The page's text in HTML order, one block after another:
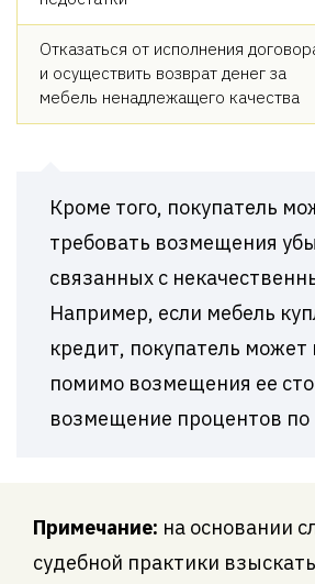
Отказаться от исполнения
и осуществить возврат денег за
мебель ненадлежащего качества
Кроме того, покупатель
требовать возмещения
связанных с
Например, если мебель
кредит, покупатель может
помимо возмещения ее
возмещение процентов по
Примечание: на основании
судебной практики